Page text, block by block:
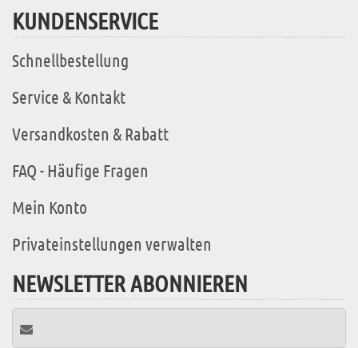
KUNDENSERVICE
Schnellbestellung
Service & Kontakt
Versandkosten & Rabatt
FAQ - Häufige Fragen
Mein Konto
Privateinstellungen verwalten
NEWSLETTER ABONNIEREN